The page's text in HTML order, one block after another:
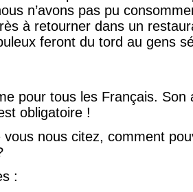
n’avons pas pu
à retourner dans un
feront du tord au gens
pour tous les Français. Son
obligatoire !
vous nous citez, comment
: